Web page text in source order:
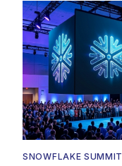
SNOWFLAKE SUMMIT